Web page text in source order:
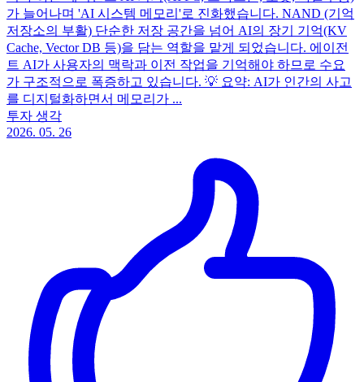
가 늘어나며 'AI 시스템 메모리'로 진화했습니다. NAND (기억
저장소의 부활) 단순한 저장 공간을 넘어 AI의 장기 기억(KV
Cache, Vector DB 등)을 담는 역할을 맡게 되었습니다. 에이전
트 AI가 사용자의 맥락과 이전 작업을 기억해야 하므로 수요
가 구조적으로 폭증하고 있습니다. 💡 요약: AI가 인간의 사고
를 디지털화하면서 메모리가 ...
투자 생각
2026. 05. 26